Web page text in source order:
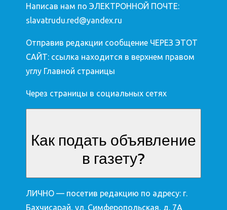
Написав нам по ЭЛЕКТРОННОЙ ПОЧТЕ:
slavatrudu.red@yandex.ru
Отправив редакции сообщение ЧЕРЕЗ ЭТОТ
САЙТ: ссылка находится в верхнем правом
углу Главной страницы
Через страницы в социальных сетях
Как подать объявление
в газету?
ЛИЧНО — посетив редакцию по адресу: г.
Бахчисарай, ул. Симферопольская, д. 7А